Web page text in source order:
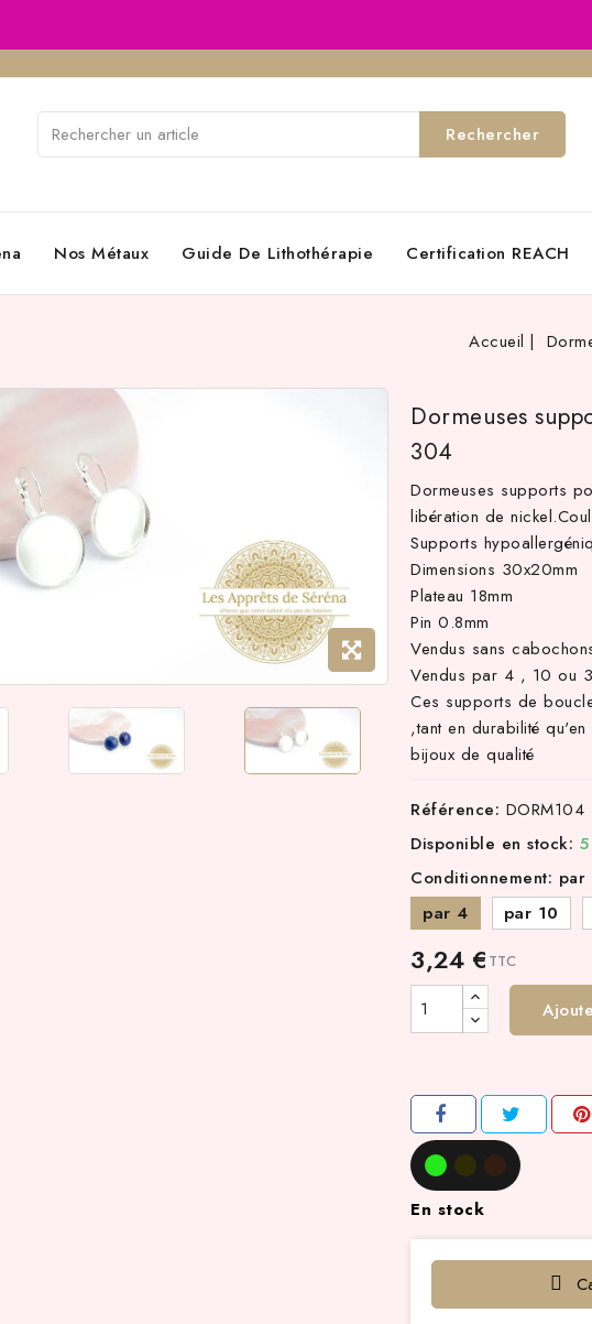
Rechercher
Nos Métaux Guide De Lithothérapie Certification REACH
Accueil
Dormeuses
304
Dormeuses supports
libération de
Supports
Dimensions 30x20mm
Plateau 18mm
Pin 0.8mm
Vendus sans
Vendus par 4 , 10 ou
Ces supports de
,tant en durabilité
bijoux de qualité
Référence: DORM104
Disponible en stock:
Conditionnement: par
par 4
par 10
3,24 € TTC
En stock